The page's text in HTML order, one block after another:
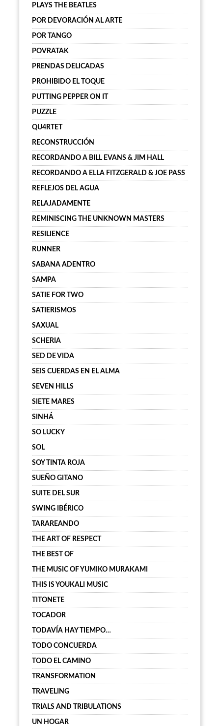
PLAYS THE BEATLES
POR DEVORACIÓN AL ARTE
POR TANGO
POVRATAK
PRENDAS DELICADAS
PROHIBIDO EL TOQUE
PUTTING PEPPER ON IT
PUZZLE
QU4RTET
RECONSTRUCCIÓN
RECORDANDO A BILL EVANS & JIM HALL
RECORDANDO A ELLA FITZGERALD & JOE PASS
REFLEJOS DEL AGUA
RELAJADAMENTE
REMINISCING THE UNKNOWN MASTERS
RESILIENCE
RUNNER
SABANA ADENTRO
SAMPA
SATIE FOR TWO
SATIERISMOS
SAXUAL
SCHERIA
SED DE VIDA
SEIS CUERDAS EN EL ALMA
SEVEN HILLS
SIETE MARES
SINHÁ
SO LUCKY
SOL
SOY TINTA ROJA
SUEÑO GITANO
SUITE DEL SUR
SWING IBÉRICO
TARAREANDO
THE ART OF RESPECT
THE BEST OF
THE MUSIC OF YUMIKO MURAKAMI
THIS IS YOUKALI MUSIC
TITONETE
TOCADOR
TODAVÍA HAY TIEMPO…
TODO CONCUERDA
TODO EL CAMINO
TRANSFORMATION
TRAVELING
TRIALS AND TRIBULATIONS
UN HOGAR